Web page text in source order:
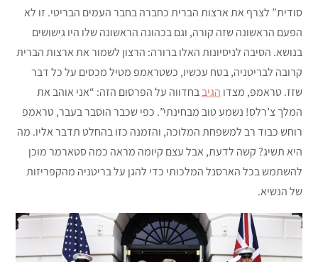
סודית” לצרף את ארצות הברית כחברה בחבר העמים הבריטי. זו לא
הפעם הראשונה שזה קורה, וגם בכהונה הראשונה שלו היו גישושים
בנושא. הסיבה לניסיונות האלו ברורה: הרצון לשמור את ארצות הברית
קרובה לבריטניה, בטח עכשיו, כשטראמפ מטיל מכסים על כל דבר
שזז. טראמפ, מצדו הגיבבחדווה על הפרסום הזה: “אני אוהב את
המלך צ’רלס! נשמע טוב מבחינתי”. כפי שכבר הוסבר בעבר, טראמפ
רוחש כבוד רב למשפחת המלוכה, והזמנה כזו בהחלט תדבר אליו. מה
היא תשיג? קשה לדעת, אבל עצם קיומה מראה כמה סטארמר מוכן
להשתמש בכל הארסנל המלכותי כדי להגן על בריטניה מהקפריזות
של הנשיא.